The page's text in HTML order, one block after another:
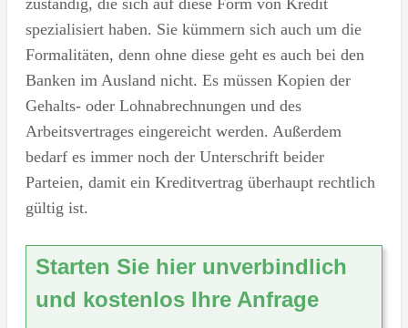
spezialisiert haben. Sie kümmern sich auch um die
Formalitäten, denn ohne diese geht es auch bei den
Banken im Ausland nicht. Es müssen Kopien der
Gehalts- oder Lohnabrechnungen und des
Arbeitsvertrages eingereicht werden. Außerdem
bedarf es immer noch der Unterschrift beider
Parteien, damit ein Kreditvertrag überhaupt rechtlich
gültig ist.
Starten Sie hier unverbindlich
und kostenlos Ihre Anfrage